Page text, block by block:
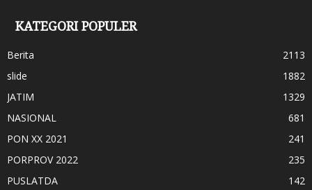
KATEGORI POPULER
Berita
2113
slide
1882
JATIM
1329
NASIONAL
681
PON XX 2021
241
PORPROV 2022
235
PUSLATDA
142